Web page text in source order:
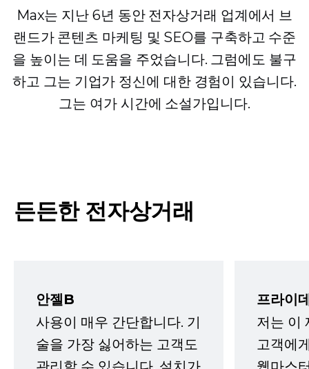
Max는 지난 6년 동안 전자상거래 업계에서 브
랜드가 콘텐츠 마케팅 및 SEO를 구축하고 수준
을 높이는 데 도움을 주었습니다. 그럼에도 불구
하고 그는 기업가 정신에 대한 경험이 있습니다.
그는 여가 시간에 소설가입니다.
든든한 전자상거래
안젤B
사용이 매우 간단합니다. 기
술을 가장 싫어하는 고객도
프라이
저는 이
고객에